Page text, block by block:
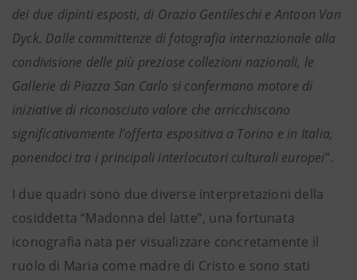
dei due dipinti esposti, di Orazio Gentileschi e Antoon Van
Dyck. Dalle committenze di fotografia internazionale alla
condivisione delle più preziose collezioni nazionali, le
Gallerie di Piazza San Carlo si confermano motore di
iniziative di riconosciuto valore che arricchiscono
significativamente l’offerta espositiva a Torino e in Italia,
ponendoci tra i principali interlocutori culturali europei”.
I due quadri sono due diverse interpretazioni della
cosiddetta “Madonna del latte”, una fortunata
iconografia nata per visualizzare concretamente il
ruolo di Maria come madre di Cristo e sono stati